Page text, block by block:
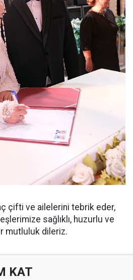
çifti ve ailelerini tebrik eder,
sağlıklı, huzurlu ve
mutluluk dileriz.
KAT